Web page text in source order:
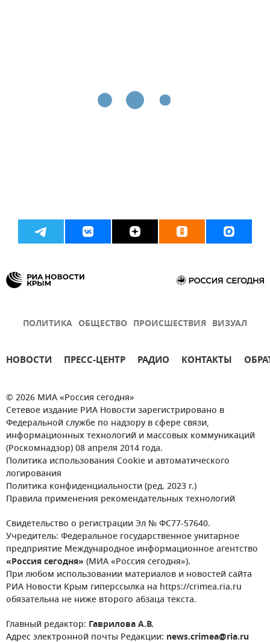
ПОЛИТИКА ОБЩЕСТВО ПРОИСШЕСТВИЯ ВИЗУАЛ
НОВОСТИ ПРЕСС-ЦЕНТР РАДИО КОНТАКТЫ
© 2026 МИА «Россия сегодня»
Сетевое издание РИА Новости зарегистрировано в
Федеральной службе по надзору в сфере связи,
информационных технологий и массовых коммуникаций
(Роскомнадзор) 08 апреля 2014 года.
Политика использования Cookie и автоматического
логирования
Политика конфиденциальности (ред. 2023 г.)
Правила применения рекомендательных технологий
Свидетельство о регистрации Эл № ФС77-57640.
Учредитель: Федеральное государственное унитарное
предприятие Международное информационное агентство
«Россия сегодня» (МИА «Россия сегодня»).
При любом использовании материалов и новостей сайта
РИА Новости Крым гиперссылка на https://crimea.ria.ru
обязательна не ниже второго абзаца текста.
Главный редактор: Гаврилова А.В.
Адрес электронной почты Редакции: news.crimea@ria.ru